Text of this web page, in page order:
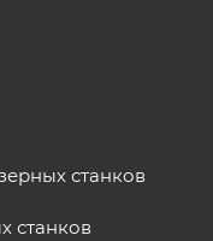
станков
станков